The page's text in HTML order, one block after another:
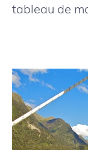
tableau de